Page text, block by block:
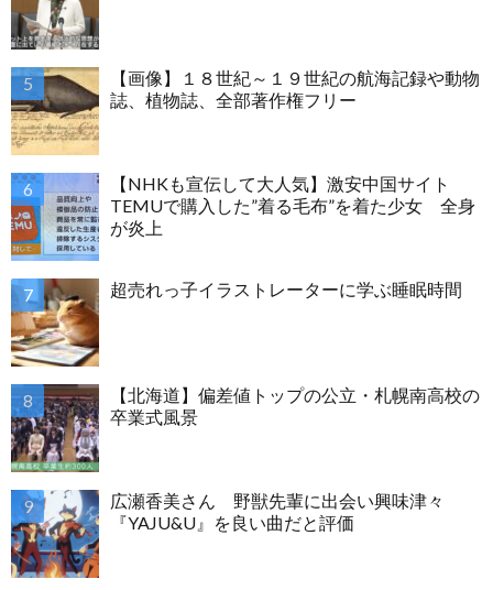
【画像】１８世紀～１９世紀の航海記録や動物
誌、植物誌、全部著作権フリー
【NHKも宣伝して大人気】激安中国サイト
TEMUで購入した”着る毛布”を着た少女 全身
が炎上
超売れっ子イラストレーターに学ぶ睡眠時間
【北海道】偏差値トップの公立・札幌南高校の
卒業式風景
広瀬香美さん 野獣先輩に出会い興味津々
『YAJU&U』を良い曲だと評価